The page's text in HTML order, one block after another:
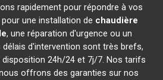
rapidement pour répondre à vos
une installation de chaudière
, une réparation d'urgence ou un
délais d'intervention sont très brefs,
24h/24 et 7j/7. Nos tarifs
offrons des garanties sur nos